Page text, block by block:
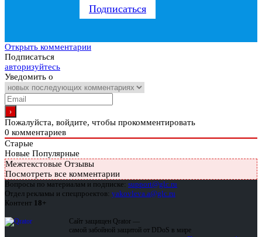
Подписаться
Открыть комментарии
Подписаться
авторизуйтесь
Уведомить о
Пожалуйста, войдите, чтобы прокомментировать
0 комментариев
Старые
Новые Популярные
Межтекстовые Отзывы
Посмотреть все комментарии
Вопросы по материалам и подписке: support@glc.ru
Отдел рекламы и спецпроектов: yakovleva.a@glc.ru
Контент 18+
Сайт защищен Qrator —
самой забойной защитой от DDoS в мире